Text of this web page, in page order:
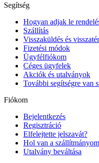
Segítség
Hogyan adjak le
Szállítás
Visszaküldés és
Fizetési módok
Ügyfélfiókom
Céges ügyfelek
Akciók és utalványok
További segítségre van
Fiókom
Bejelentkezés
Regisztráció
Elfelejtette jelszavát?
Hol van a
Utalvány beváltása